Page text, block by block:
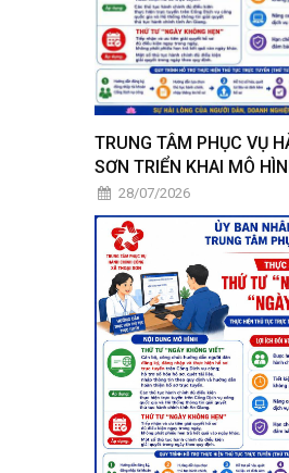
TRUNG TÂM PHỤC VỤ
SƠN TRIỂN KHAI MÔ
28/07/2026